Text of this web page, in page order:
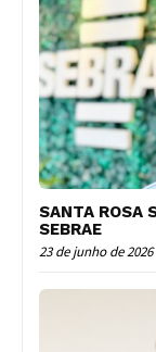
SANTA ROSA
SEBRAE
23 de junho de 2026